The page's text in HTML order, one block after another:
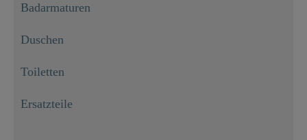
Badarmaturen
Duschen
Toiletten
Ersatzteile